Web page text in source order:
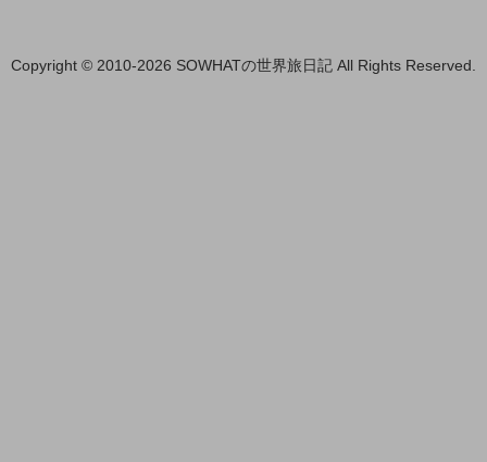
Copyright © 2010-2026 SOWHATの世界旅日記 All Rights Reserved.